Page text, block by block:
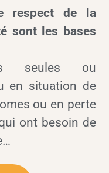
respect de la
sont les bases
seules ou
en situation de
ou en perte
ont besoin de